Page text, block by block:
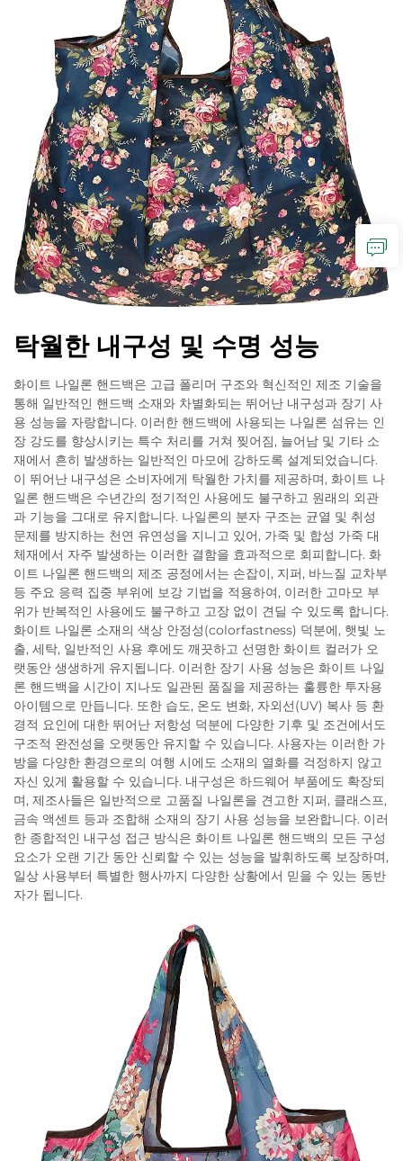
탁월한 내구성 및 수명 성능
화이트 나일론 핸드백은 고급 폴리머 구조와 혁신적인 제조 기술을
통해 일반적인 핸드백 소재와 차별화되는 뛰어난 내구성과 장기 사
용 성능을 자랑합니다. 이러한 핸드백에 사용되는 나일론 섬유는 인
장 강도를 향상시키는 특수 처리를 거쳐 찢어짐, 늘어남 및 기타 소
재에서 흔히 발생하는 일반적인 마모에 강하도록 설계되었습니다.
이 뛰어난 내구성은 소비자에게 탁월한 가치를 제공하며, 화이트 나
일론 핸드백은 수년간의 정기적인 사용에도 불구하고 원래의 외관
과 기능을 그대로 유지합니다. 나일론의 분자 구조는 균열 및 취성
문제를 방지하는 천연 유연성을 지니고 있어, 가죽 및 합성 가죽 대
체재에서 자주 발생하는 이러한 결함을 효과적으로 회피합니다. 화
이트 나일론 핸드백의 제조 공정에서는 손잡이, 지퍼, 바느질 교차부
등 주요 응력 집중 부위에 보강 기법을 적용하여, 이러한 고마모 부
위가 반복적인 사용에도 불구하고 고장 없이 견딜 수 있도록 합니다.
화이트 나일론 소재의 색상 안정성(colorfastness) 덕분에, 햇빛 노
출, 세탁, 일반적인 사용 후에도 깨끗하고 선명한 화이트 컬러가 오
랫동안 생생하게 유지됩니다. 이러한 장기 사용 성능은 화이트 나일
론 핸드백을 시간이 지나도 일관된 품질을 제공하는 훌륭한 투자용
아이템으로 만듭니다. 또한 습도, 온도 변화, 자외선(UV) 복사 등 환
경적 요인에 대한 뛰어난 저항성 덕분에 다양한 기후 및 조건에서도
구조적 완전성을 오랫동안 유지할 수 있습니다. 사용자는 이러한 가
방을 다양한 환경으로의 여행 시에도 소재의 열화를 걱정하지 않고
자신 있게 활용할 수 있습니다. 내구성은 하드웨어 부품에도 확장되
며, 제조사들은 일반적으로 고품질 나일론을 견고한 지퍼, 클래스프,
금속 액센트 등과 조합해 소재의 장기 사용 성능을 보완합니다. 이러
한 종합적인 내구성 접근 방식은 화이트 나일론 핸드백의 모든 구성
요소가 오랜 기간 동안 신뢰할 수 있는 성능을 발휘하도록 보장하며,
일상 사용부터 특별한 행사까지 다양한 상황에서 믿을 수 있는 동반
자가 됩니다.